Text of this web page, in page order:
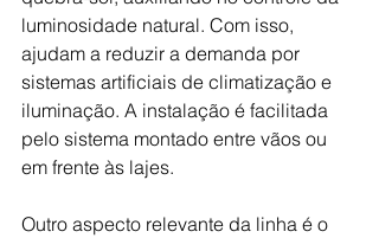
luminosidade natural. Com isso,
ajudam a reduzir a demanda por
sistemas artificiais de climatização e
iluminação. A instalação é facilitada
pelo sistema montado entre vãos ou
em frente às lajes.
Outro aspecto relevante da linha é o